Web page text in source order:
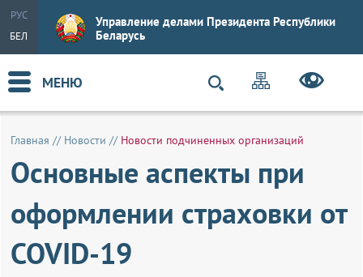
РУС
БЕЛ
Управление делами Президента Республики
Беларусь
МЕНЮ
Главная // Новости // Новости подчиненных организаций
Основные аспекты при
оформлении страховки от
COVID-19